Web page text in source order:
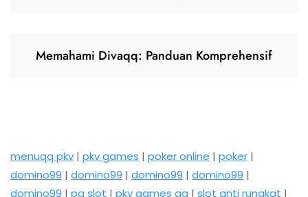
Memahami Divaqq: Panduan Komprehensif
menuqq pkv | pkv games | poker online | poker |
domino99 | domino99 | domino99 | domino99 |
domino99 | pg slot | pkv games qq | slot anti rungkat |